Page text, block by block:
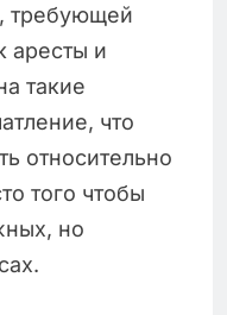
требующей
аресты и
такие
что
относительно
того чтобы
но